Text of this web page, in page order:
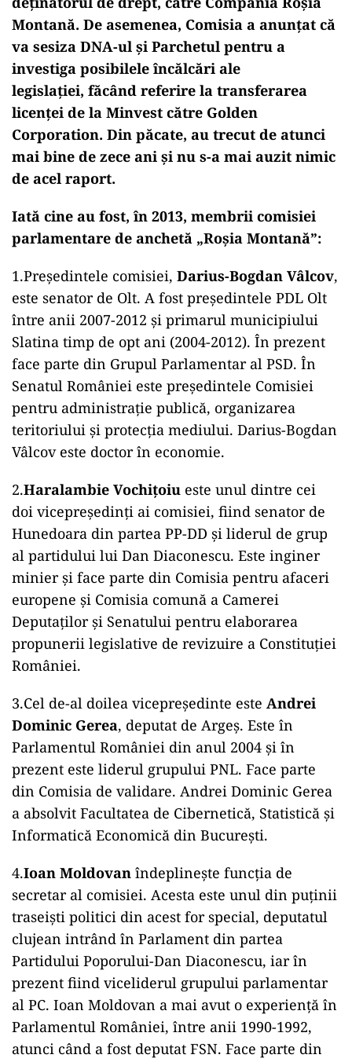
Montană. De asemenea, Comisia a anunțat că
va sesiza DNA-ul și Parchetul pentru a
investiga posibilele încălcări ale
legislației, făcând referire la transferarea
licenței de la Minvest către Golden
Corporation. Din păcate, au trecut de atunci
mai bine de zece ani și nu s-a mai auzit nimic
de acel raport.
Iată cine au fost, în 2013, membrii comisiei
parlamentare de anchetă „Roșia Montană”:
1.Președintele comisiei, Darius-Bogdan Vâlcov,
este senator de Olt. A fost președintele PDL Olt
între anii 2007-2012 și primarul municipiului
Slatina timp de opt ani (2004-2012). În prezent
face parte din Grupul Parlamentar al PSD. În
Senatul României este președintele Comisiei
pentru administraţie publică, organizarea
teritoriului şi protecţia mediului. Darius-Bogdan
Vâlcov este doctor în economie.
2.Haralambie Vochițoiu este unul dintre cei
doi vicepreședinți ai comisiei, fiind senator de
Hunedoara din partea PP-DD și liderul de grup
al partidului lui Dan Diaconescu. Este inginer
minier și face parte din Comisia pentru afaceri
europene și Comisia comună a Camerei
Deputaţilor şi Senatului pentru elaborarea
propunerii legislative de revizuire a Constituţiei
României.
3.Cel de-al doilea vicepreședinte este Andrei
Dominic Gerea, deputat de Argeș. Este în
Parlamentul României din anul 2004 și în
prezent este liderul grupului PNL. Face parte
din Comisia de validare. Andrei Dominic Gerea
a absolvit Facultatea de Cibernetică, Statistică și
Informatică Economică din București.
4.Ioan Moldovan îndeplinește funcția de
secretar al comisiei. Acesta este unul din puținii
traseiști politici din acest for special, deputatul
clujean intrând în Parlament din partea
Partidului Poporului-Dan Diaconescu, iar în
prezent fiind viceliderul grupului parlamentar
al PC. Ioan Moldovan a mai avut o experiență în
Parlamentul României, între anii 1990-1992,
atunci când a fost deputat FSN. Face parte din